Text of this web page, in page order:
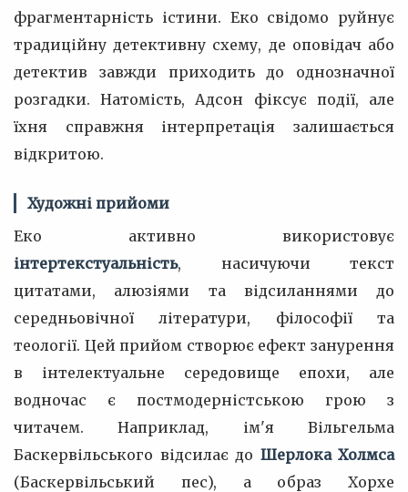
фрагментарність істини. Еко свідомо руйнує
традиційну детективну схему, де оповідач або
детектив завжди приходить до однозначної
розгадки. Натомість, Адсон фіксує події, але
їхня справжня інтерпретація залишається
відкритою.
Художні прийоми
Еко активно використовує
інтертекстуальність, насичуючи текст
цитатами, алюзіями та відсиланнями до
середньовічної літератури, філософії та
теології. Цей прийом створює ефект занурення
в інтелектуальне середовище епохи, але
водночас є постмодерністською грою з
читачем. Наприклад, ім'я Вільгельма
Баскервільського відсилає до Шерлока Холмса
(Баскервільський пес), а образ Хорхе